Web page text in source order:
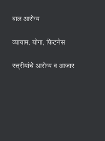
बाल आरोग्य
व्यायाम, योगा, फिटनेस
स्त्रीयांचे आरोग्य व आजार